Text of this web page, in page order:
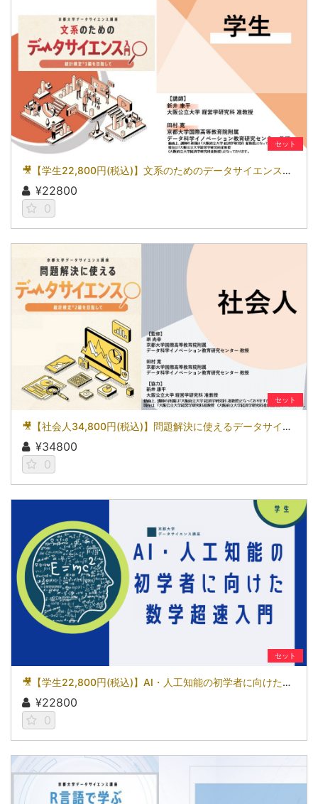
セット
🎥【学生22,800円(税込)】文系のためのデータサイエンス入門～統計検定(R)3級を目指して～［京都大学データサイエンス講座］（2026）
¥22800
0
セット
🎥【社会人34,800円(税込)】問題解決に使えるデータサイエンス～統計検定(R)2級を目指して～［京都大学データサイエンス講座］（2026）
¥34800
0
セット
🎥【学生22,800円(税込)】AI・人工知能の初学者に向けた数学超速入門［京都大学データサイエンス講座］（2026）
¥22800
0